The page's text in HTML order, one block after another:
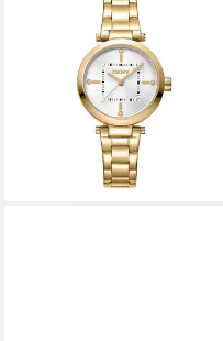
Quarzuhr Urban
DK1L092M0065,
Armbanduhr, Damenuhr,
Edelstahlarmband, analog
lieferbar - in 1-2 Werktagen bei dir